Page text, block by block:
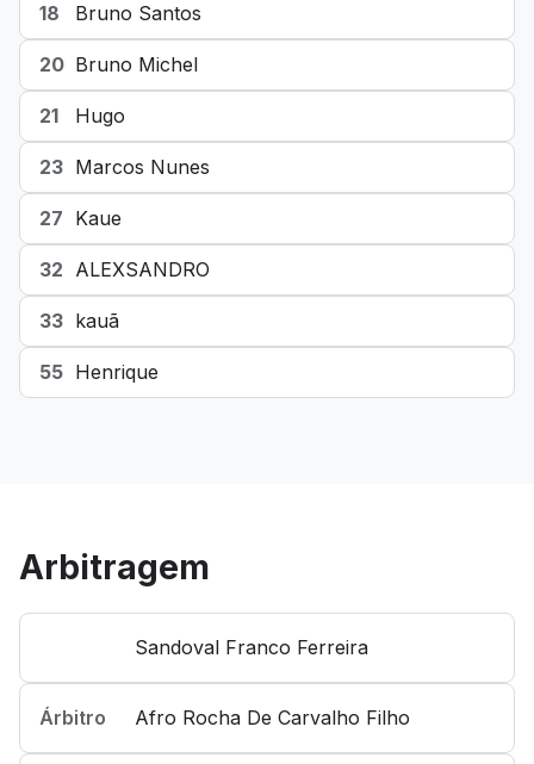
18 Bruno Santos
20 Bruno Michel
21 Hugo
23 Marcos Nunes
27 Kaue
32 ALEXSANDRO
33 kauã
55 Henrique
Arbitragem
Sandoval Franco Ferreira
Árbitro Afro Rocha De Carvalho Filho